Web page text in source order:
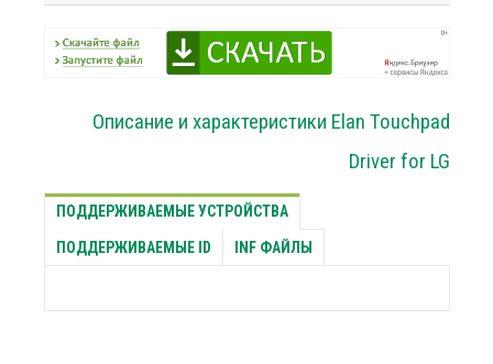
Описание и характеристики Elan Touchpad
Driver for LG
ПОДДЕРЖИВАЕМЫЕ УСТРОЙСТВА
ПОДДЕРЖИВАЕМЫЕ ID INF ФАЙЛЫ